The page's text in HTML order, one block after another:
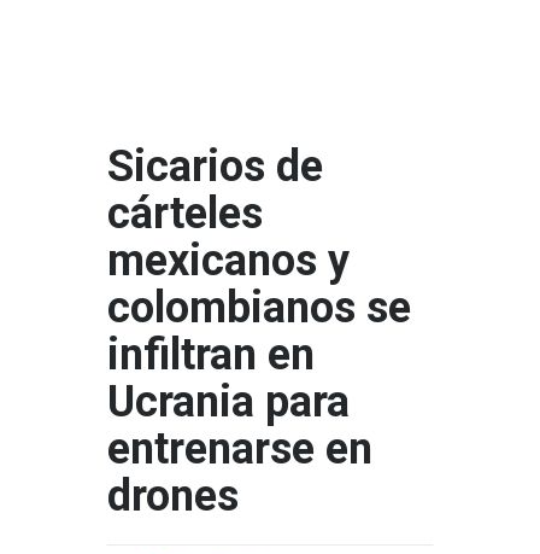
Sicarios de
cárteles
mexicanos y
colombianos se
infiltran en
Ucrania para
entrenarse en
drones